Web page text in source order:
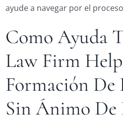
ayude a navegar por el
Como Ayuda
Law Firm
Formación De
Sin Ánimo De